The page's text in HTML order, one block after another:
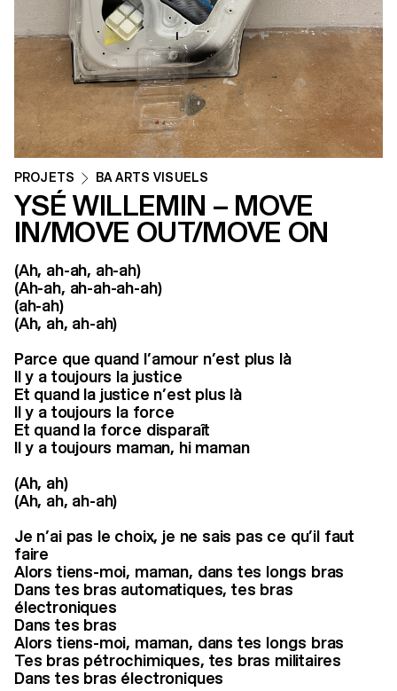
PROJETS BA ARTS VISUELS
YSÉ WILLEMIN – MOVE
IN/MOVE OUT/MOVE ON
(Ah, ah-ah, ah-ah)
(Ah-ah, ah-ah-ah-ah)
(ah-ah)
(Ah, ah, ah-ah)
Parce que quand l’amour n’est plus là
Il y a toujours la justice
Et quand la justice n’est plus là
Il y a toujours la force
Et quand la force disparaît
Il y a toujours maman, hi maman
(Ah, ah)
(Ah, ah, ah-ah)
Je n’ai pas le choix, je ne sais pas ce qu’il faut
faire
Alors tiens-moi, maman, dans tes longs bras
Dans tes bras automatiques, tes bras
électroniques
Dans tes bras
Alors tiens-moi, maman, dans tes longs bras
Tes bras pétrochimiques, tes bras militaires
Dans tes bras électroniques